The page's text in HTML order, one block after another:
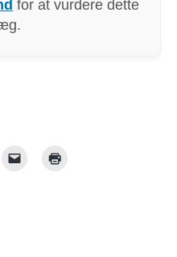
for at vurdere dette